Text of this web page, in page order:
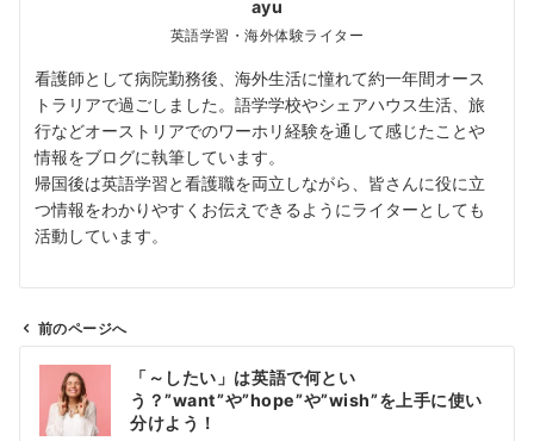
ayu
英語学習・海外体験ライター
看護師として病院勤務後、海外生活に憧れて約一年間オース
トラリアで過ごしました。語学学校やシェアハウス生活、旅
行などオーストリアでのワーホリ経験を通して感じたことや
情報をブログに執筆しています。
帰国後は英語学習と看護職を両立しながら、皆さんに役に立
つ情報をわかりやすくお伝えできるようにライターとしても
活動しています。
前のページへ
「～したい」は英語で何とい
う？”want”や”hope”や”wish”を上手に使い
分けよう！